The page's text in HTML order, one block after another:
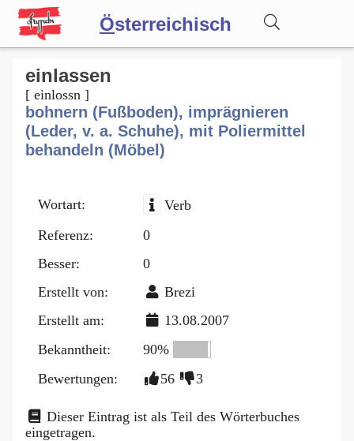
Österreichisch
Wörterbuch
Forum
einlassen
[ einlossn ]
bohnern (Fußboden), imprägnieren
(Leder, v. a. Schuhe), mit Poliermittel
behandeln (Möbel)
Wortart:
Verb
Referenz:
0
Besser:
0
Erstellt von:
Brezi
Erstellt am:
13.08.2007
Bekanntheit:
90%
Bewertungen:
56 3
Dieser Eintrag ist als Teil des Wörterbuches
eingetragen.